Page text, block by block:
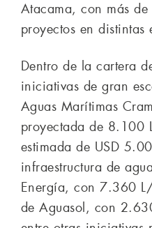
Atacama, con más
proyectos en distintas
Dentro de la cartera
iniciativas de gran
Aguas Marítimas
proyectada de 8.100
estimada de USD
infraestructura de
Energía, con 7.360
de Aguasol, con